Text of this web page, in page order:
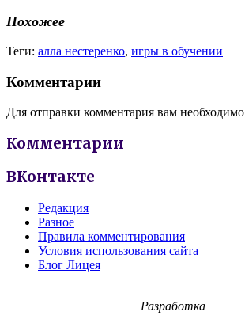
Похожее
Теги: алла нестеренко, игры в обучении
Комментарии
Для отправки комментария вам необходимо
Комментарии
ВКонтакте
Редакция
Разное
Правила комментирования
Условия использования сайта
Блог Лицея
Разработка